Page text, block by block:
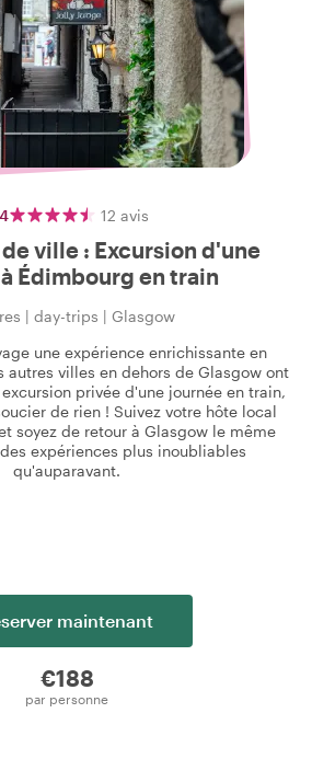
12 avis
ville : Excursion d'une
Édimbourg en train
| day-trips | Glasgow
une expérience enrichissante en
autres villes en dehors de Glasgow ont
privée d'une journée en train,
de rien ! Suivez votre hôte local
soyez de retour à Glasgow le même
expériences plus inoubliables
qu'auparavant.
maintenant
€188
par personne